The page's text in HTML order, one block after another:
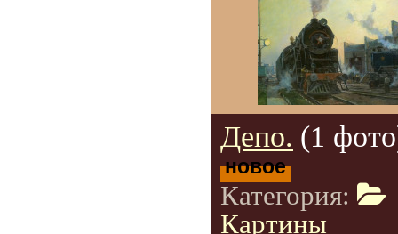
Депо. (1
новое
Категория:
Картины